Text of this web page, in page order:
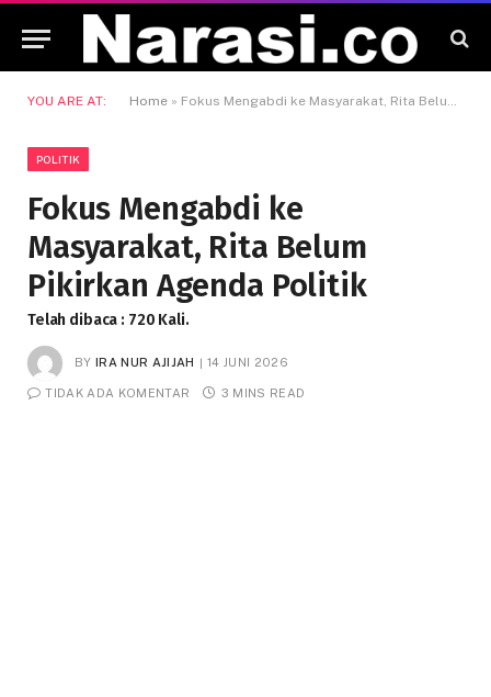
YOU ARE AT: Home » Fokus Mengabdi ke Masyarakat, Rita Belum Pikirkan Agenda Politik
POLITIK
Fokus Mengabdi ke
Masyarakat, Rita Belum
Pikirkan Agenda Politik
Telah dibaca : 720 Kali.
BY IRA NUR AJIJAH 14 JUNI 2026
TIDAK ADA KOMENTAR 3 MINS READ